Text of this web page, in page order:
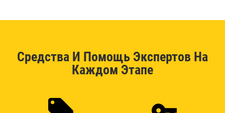
Средства И Помощь Экспертов На
Каждом Этапе